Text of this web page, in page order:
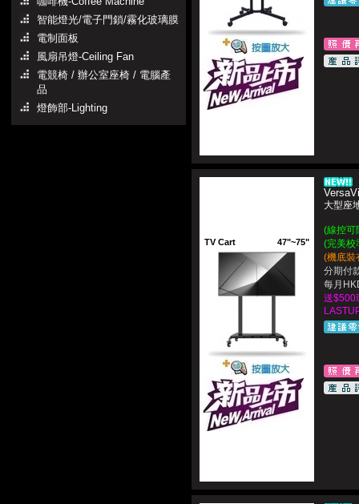
智能燈光/電子門鎖/霧化玻璃膜
電制面板
風扇吊燈-Ceiling Fan
電競椅 / 辦公室座椅 / 電腦產
品
燈飾部-Lighting
TV Cart 47"~75"
大型座
(線控可
(完美校
(機底裝
分期付
每月
送$500